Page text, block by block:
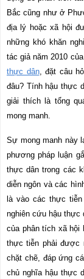
Bắc cũng như ở
địa lý hoặc xã hội
những khó khăn
tác giả năm 2010
thực dân, đặt câu
đâu? Tính hậu thực
giải thích là tổng
mong manh.
Sự mong manh này
phương pháp luận
thực dân trong các
diễn ngôn và các
là vào các thực
nghiên cứu hậu thực
của phân tích xã hội
thực tiễn phải được
chặt chẽ, đáp ứng
chủ nghĩa hậu thực